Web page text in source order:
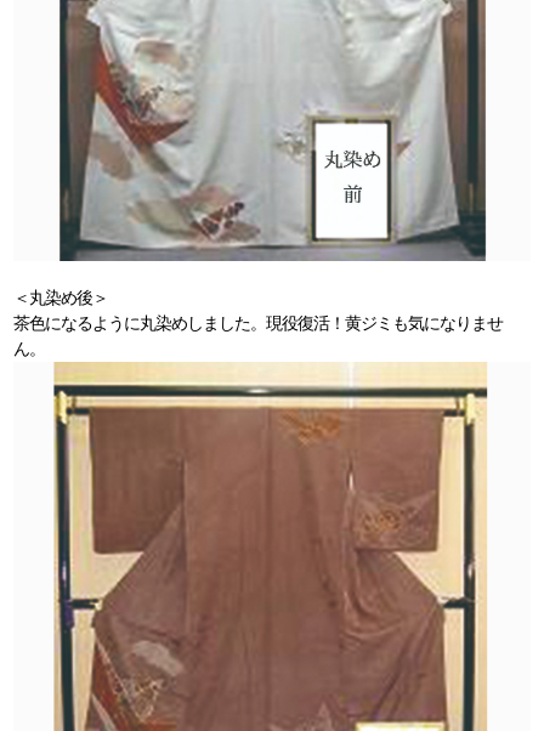
＜丸染め後＞
茶色になるように丸染めしました。現役復活！黄ジミも気になりませ
ん。